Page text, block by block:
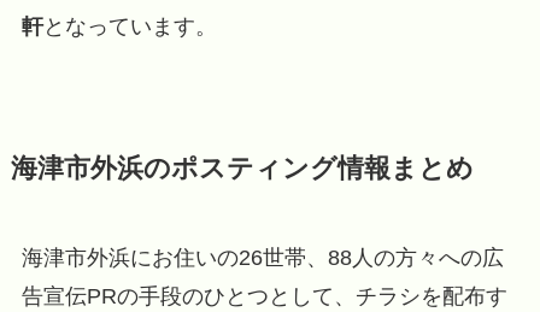
軒となっています。
海津市外浜のポスティング情報まとめ
海津市外浜にお住いの26世帯、88人の方々への広
告宣伝PRの手段のひとつとして、チラシを配布す